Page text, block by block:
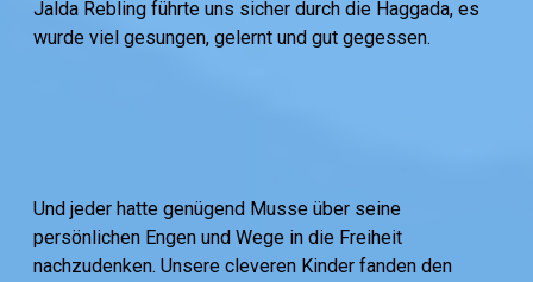
Jalda Rebling führte uns sicher durch die Haggada, es
wurde viel gesungen, gelernt und gut gegessen.
Und jeder hatte genügend Musse über seine
persönlichen Engen und Wege in die Freiheit
nachzudenken. Unsere cleveren Kinder fanden den